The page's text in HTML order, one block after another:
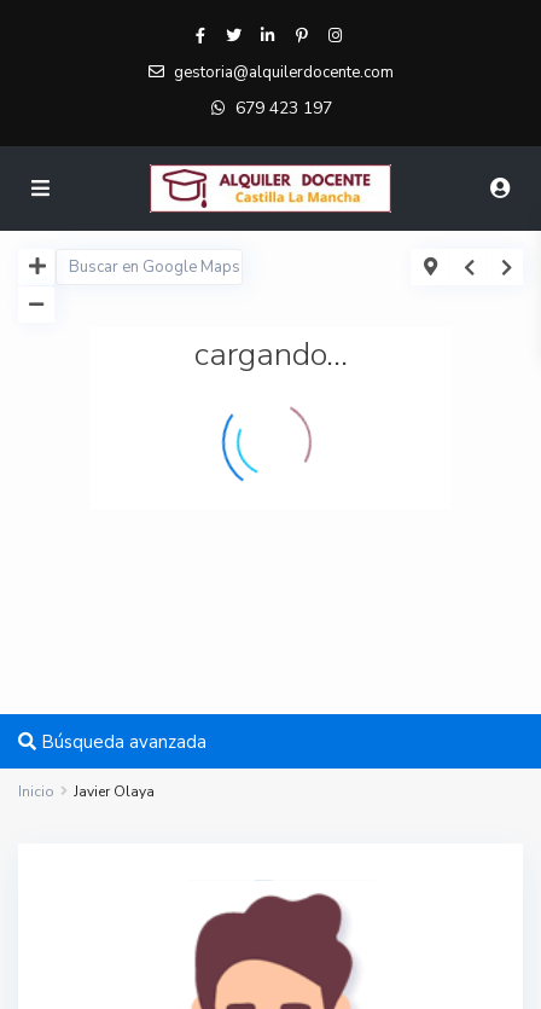
gestoria@alquilerdocente.com
679 423 197
cargando...
Búsqueda avanzada
Inicio Javier Olaya